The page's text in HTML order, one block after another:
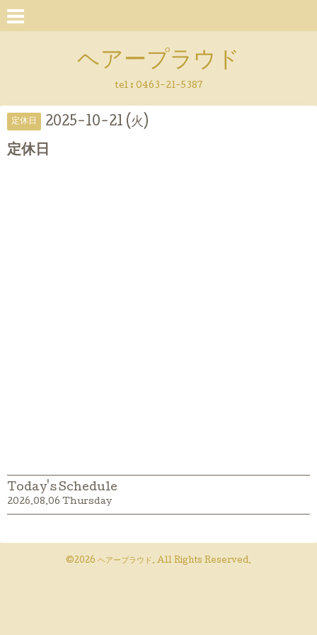
ヘアープラウド
tel : 0463-21-5387
定休日 2025-10-21 (火)
定休日
Today's Schedule
2026.08.06 Thursday
©2026 ヘアープラウド . All Rights Reserved.